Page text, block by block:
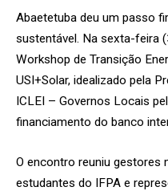
Abaetetuba deu um passo
sustentável. Na sexta-feira
Workshop de Transição
USI+Solar, idealizado pela
ICLEI – Governos Locais
financiamento do banco
O encontro reuniu gestores
estudantes do IFPA e